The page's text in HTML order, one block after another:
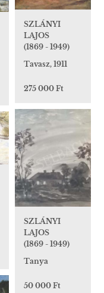
SZLÁNYI
LAJOS
(1869 - 1949)
Tavasz, 1911
275 000 Ft
SZLÁNYI
LAJOS
(1869 - 1949)
Tanya
50 000 Ft